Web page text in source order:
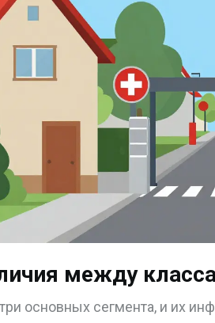
между
основных сегмента, и их